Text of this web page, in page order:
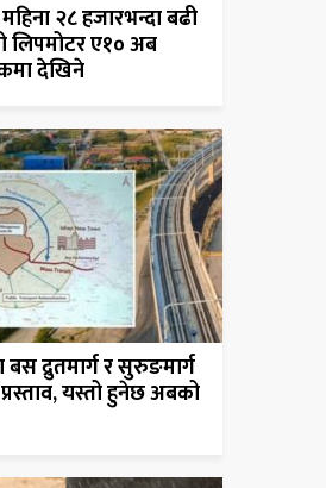
२८ हजारभन्दा बढी
लिपमोटर ए१० अब
देखिने
बस द्रुतमार्ग र सुरुङमार्ग
यस्तो हुनेछ अबको